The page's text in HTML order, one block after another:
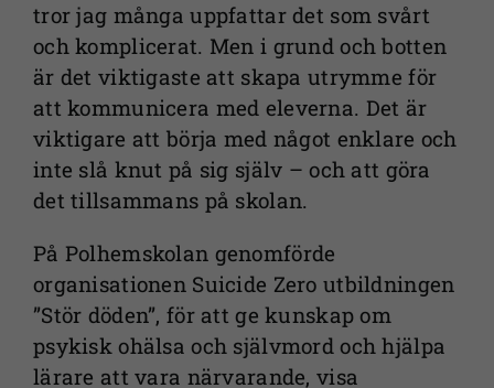
tror jag många uppfattar det som svårt
och komplicerat. Men i grund och botten
är det viktigaste att skapa utrymme för
att kommunicera med eleverna. Det är
viktigare att börja med något enklare och
inte slå knut på sig själv – och att göra
det tillsammans på skolan.
På Polhemskolan genomförde
organisationen Suicide Zero utbildningen
”Stör döden”, för att ge kunskap om
psykisk ohälsa och självmord och hjälpa
lärare att vara närvarande, visa